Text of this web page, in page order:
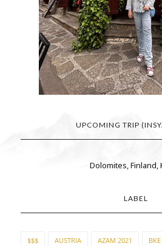
UPCOMING TRIP
Dolomites, Finland,
LABEL
$$$ AUSTRIA AZAM 2021